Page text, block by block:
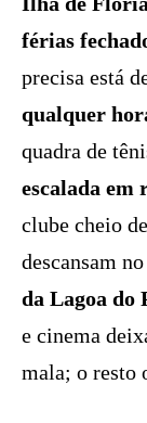
férias
precisa está
qualquer
quadra de
escalada em
clube cheio
descansam
da Lagoa do
e cinema
mala; o resto